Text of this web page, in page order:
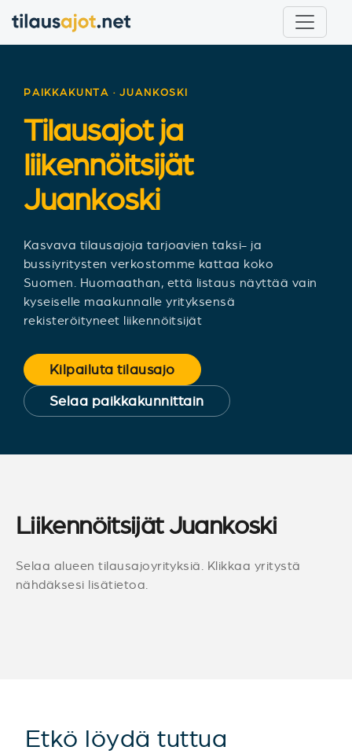
PAIKKAKUNTA · JUANKOSKI
Tilausajot ja
liikennöitsijät
Juankoski
Kasvava tilausajoja tarjoavien taksi- ja
bussiyritysten verkostomme kattaa koko
Suomen. Huomaathan, että listaus näyttää vain
kyseiselle maakunnalle yrityksensä
rekisteröityneet liikennöitsijät
Kilpailuta tilausajo
Selaa paikkakunnittain
Liikennöitsijät Juankoski
Selaa alueen tilausajoyrityksiä. Klikkaa yritystä
nähdäksesi lisätietoa.
Etkö löydä tuttua